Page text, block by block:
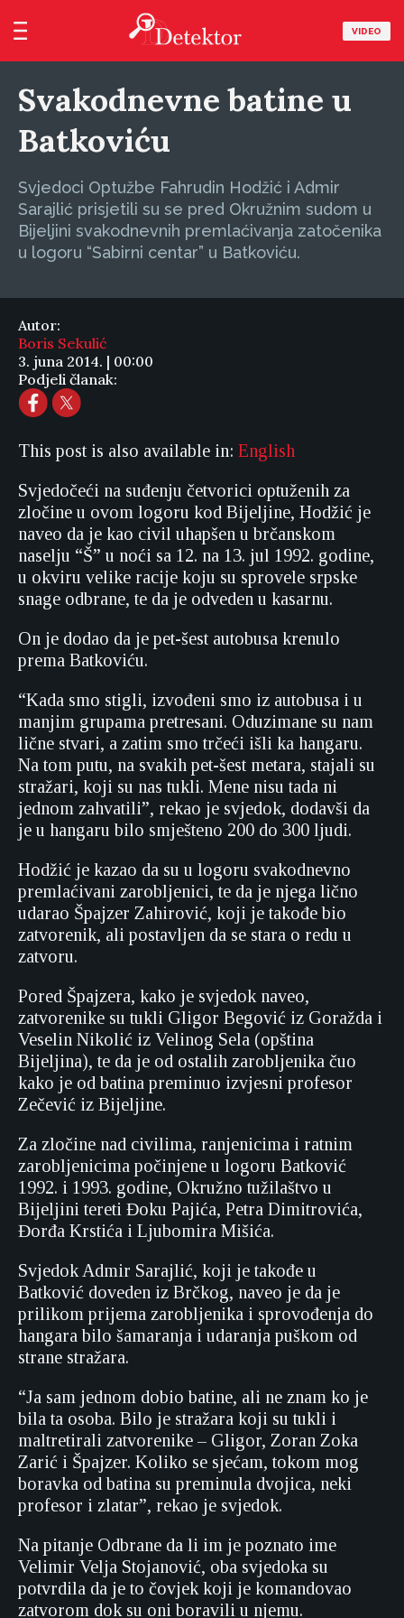
VIDEO
Svakodnevne batine u
Batkoviću
Svjedoci Optužbe Fahrudin Hodžić i Admir
Sarajlić prisjetili su se pred Okružnim sudom u
Bijeljini svakodnevnih premlaćivanja zatočenika
u logoru “Sabirni centar” u Batkoviću.
Autor:
Boris Sekulić
3. juna 2014. | 00:00
Podjeli članak:
This post is also available in: English
Svjedočeći na suđenju četvorici optuženih za
zločine u ovom logoru kod Bijeljine, Hodžić je
naveo da je kao civil uhapšen u brčanskom
naselju “Š” u noći sa 12. na 13. jul 1992. godine,
u okviru velike racije koju su sprovele srpske
snage odbrane, te da je odveden u kasarnu.
On je dodao da je pet-šest autobusa krenulo
prema Batkoviću.
“Kada smo stigli, izvođeni smo iz autobusa i u
manjim grupama pretresani. Oduzimane su nam
lične stvari, a zatim smo trčeći išli ka hangaru.
Na tom putu, na svakih pet-šest metara, stajali su
stražari, koji su nas tukli. Mene nisu tada ni
jednom zahvatili”, rekao je svjedok, dodavši da
je u hangaru bilo smješteno 200 do 300 ljudi.
Hodžić je kazao da su u logoru svakodnevno
premlaćivani zarobljenici, te da je njega lično
udarao Špajzer Zahirović, koji je takođe bio
zatvorenik, ali postavljen da se stara o redu u
zatvoru.
Pored Špajzera, kako je svjedok naveo,
zatvorenike su tukli Gligor Begović iz Goražda i
Veselin Nikolić iz Velinog Sela (opština
Bijeljina), te da je od ostalih zarobljenika čuo
kako je od batina preminuo izvjesni profesor
Zečević iz Bijeljine.
Za zločine nad civilima, ranjenicima i ratnim
zarobljenicima počinjene u logoru Batković
1992. i 1993. godine, Okružno tužilaštvo u
Bijeljini tereti Đoku Pajića, Petra Dimitrovića,
Đorđa Krstića i Ljubomira Mišića.
Svjedok Admir Sarajlić, koji je takođe u
Batković doveden iz Brčkog, naveo je da je
prilikom prijema zarobljenika i sprovođenja do
hangara bilo šamaranja i udaranja puškom od
strane stražara.
“Ja sam jednom dobio batine, ali ne znam ko je
bila ta osoba. Bilo je stražara koji su tukli i
maltretirali zatvorenike – Gligor, Zoran Zoka
Zarić i Špajzer. Koliko se sjećam, tokom mog
boravka od batina su preminula dvojica, neki
profesor i zlatar”, rekao je svjedok.
Na pitanje Odbrane da li im je poznato ime
Velimir Velja Stojanović, oba svjedoka su
potvrdila da je to čovjek koji je komandovao
zatvorom dok su oni boravili u njemu.